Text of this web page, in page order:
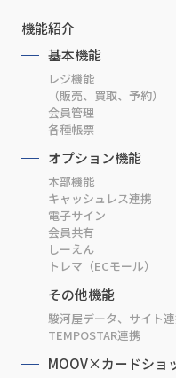
機能紹介
基本機能
レジ機能
（販売、買取、予約）
会員管理
各種帳票
オプション機能
本部機能
キャッシュレス連携
電子サイン
会員共有
しーえん
トレマ（ECモール）
その他機能
駿河屋データ、サイト
TEMPOSTAR連携
MOOV×カードショ